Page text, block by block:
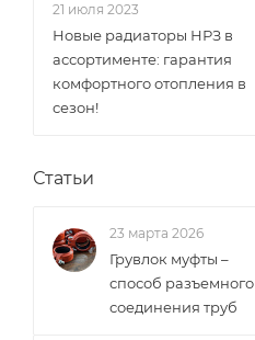
21 июля 2023
Новые радиаторы НРЗ в
ассортименте: гарантия
комфортного отопления в
сезон!
Статьи
23 марта 2026
Грувлок муфты –
способ разъемного
соединения труб